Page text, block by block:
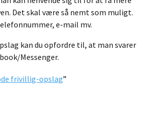
Det skal være så nemt som muligt.
e-mail mv.
kan du opfordre til, at man svarer
Messenger.
frivillig-opslag”